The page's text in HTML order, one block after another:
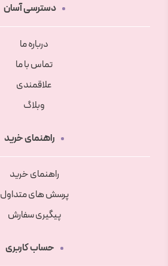
دسترسی آسان
درباره ما
تماس با ما
علاقمندی
وبلاگ
راهنمای خرید
راهنمای خرید
پرسش های متداول
پیگیری سفارش
حساب کاربری